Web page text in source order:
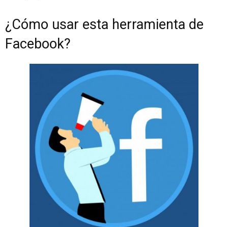
¿Cómo usar esta herramienta de
Facebook?